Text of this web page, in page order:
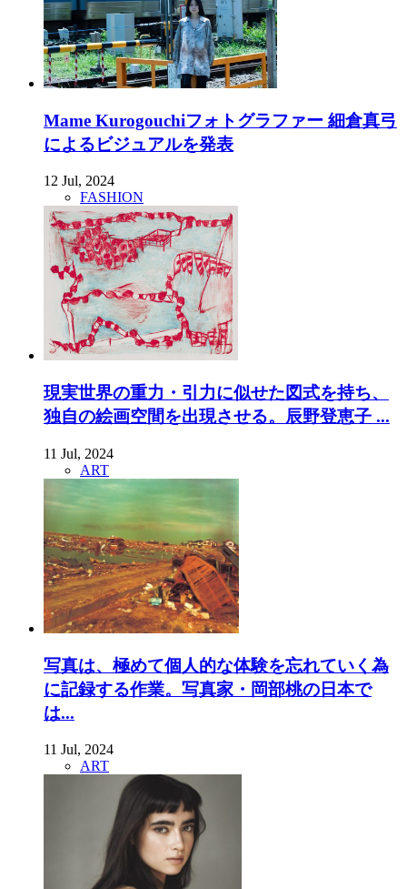
Mame Kurogouchiフォトグラファー 細倉真弓
によるビジュアルを発表
12 Jul, 2024
FASHION
現実世界の重力・引力に似せた図式を持ち、
独自の絵画空間を出現させる。辰野登恵子 ...
11 Jul, 2024
ART
写真は、極めて個人的な体験を忘れていく為
に記録する作業。写真家・岡部桃の日本で
は...
11 Jul, 2024
ART